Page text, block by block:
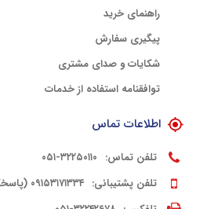
راهنمای خرید
پیگیری سفارش
شکایات و صدای مشتری
توافقنامه استفاده از خدمات
اطلاعات تماس
تلفن تماس: ۳۲۲۵۰۱۱۰-۰۵۱
تلفن پشتیبانی: ۰۹۱۵۳۱۷۱۳۳۴ (پاسخگویی ۹ صبح الی ۱۰ شب )